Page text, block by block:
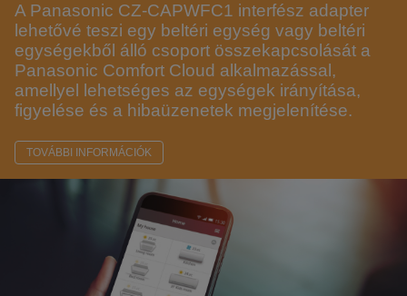
A Panasonic CZ-CAPWFC1 interfész adapter
lehetővé teszi egy beltéri egység vagy beltéri
egységekből álló csoport összekapcsolását a
Panasonic Comfort Cloud alkalmazással,
amellyel lehetséges az egységek irányítása,
figyelése és a hibaüzenetek megjelenítése.
TOVÁBBI INFORMÁCIÓK